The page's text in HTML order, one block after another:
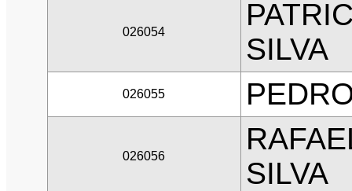
026054
SILVA
026055
026056
SILVA